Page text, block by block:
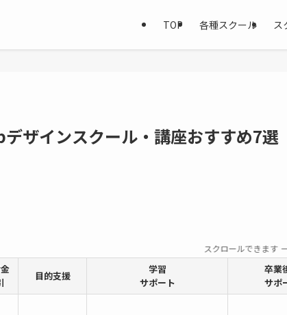
TOP 各種スクール ス
ザインスクール・講座おすすめ7選
スクロールできます
目的支援
学習
サポート
卒業
サポ